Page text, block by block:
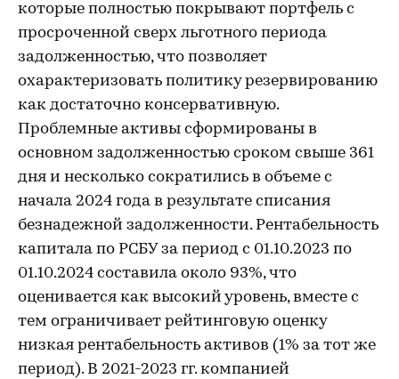
которые полностью покрывают портфель с
просроченной сверх льготного периода
задолженностью, что позволяет
охарактеризовать политику резервированию
как достаточно консервативную.
Проблемные активы сформированы в
основном задолженностью сроком свыше 361
дня и несколько сократились в объеме с
начала 2024 года в результате списания
безнадежной задолженности. Рентабельность
капитала по РСБУ за период с 01.10.2023 по
01.10.2024 составила около 93%, что
оценивается как высокий уровень, вместе с
тем ограничивает рейтинговую оценку
низкая рентабельность активов (1% за тот же
период). В 2021-2023 гг. компанией